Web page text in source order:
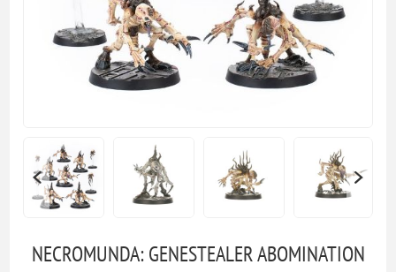
NECROMUNDA: GENESTEALER ABOMINATION